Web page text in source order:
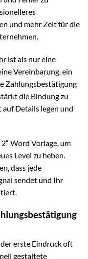
und mehr Zeit für die
ist als nur eine
Vereinbarung, ein
Zahlungsbestätigung
die Bindung zu
auf Details legen und
Word Vorlage, um
Level zu heben.
dass jede
sendet und Ihr
erste Eindruck oft
gestaltete